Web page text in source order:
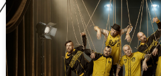
Srđan
Aleksić